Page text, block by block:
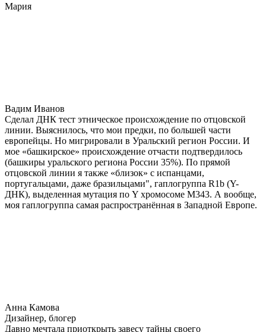
Мария
Вадим Иванов
Сделал ДНК тест этническое происхождение по отцовской
линии. Выяснилось, что мои предки, по большей части
европейцы. Но мигрировали в Уральский регион России. И
мое «башкирское» происхождение отчасти подтвердилось
(башкиры уральского региона России 35%). По прямой
отцовской линии я также «близок» с испанцами,
португальцами, даже бразильцами", гаплогруппа R1b (Y-
ДНК), выделенная мутация по Y хромосоме М343. А вообще,
моя гаплогруппа самая распространённая в Западной Европе.
Анна Камова
Дизайнер, блогер
Давно мечтала приоткрыть завесу тайны своего